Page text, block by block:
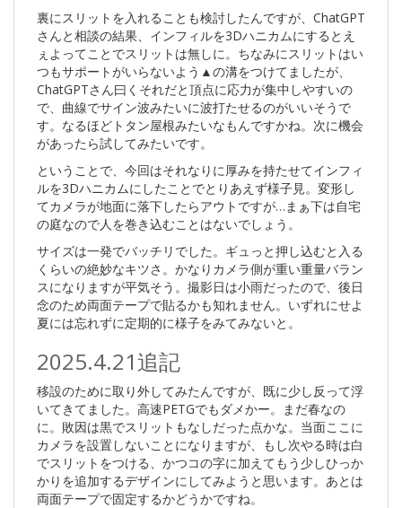
裏にスリットを入れることも検討したんですが、ChatGPT
さんと相談の結果、インフィルを3Dハニカムにするとえ
ぇよってことでスリットは無しに。ちなみにスリットはい
つもサポートがいらないよう▲の溝をつけてましたが、
ChatGPTさん曰くそれだと頂点に応力が集中しやすいの
で、曲線でサイン波みたいに波打たせるのがいいそうで
す。なるほどトタン屋根みたいなもんですかね。次に機会
があったら試してみたいです。
ということで、今回はそれなりに厚みを持たせてインフィ
ルを3Dハニカムにしたことでとりあえず様子見。変形し
てカメラが地面に落下したらアウトですが…まぁ下は自宅
の庭なので人を巻き込むことはないでしょう。
サイズは一発でバッチリでした。ギュっと押し込むと入る
くらいの絶妙なキツさ。かなりカメラ側が重い重量バラン
スになりますが平気そう。撮影日は小雨だったので、後日
念のため両面テープで貼るかも知れません。いずれにせよ
夏には忘れずに定期的に様子をみてみないと。
2025.4.21追記
移設のために取り外してみたんですが、既に少し反って浮
いてきてました。高速PETGでもダメかー。まだ春なの
に。敗因は黒でスリットもなしだった点かな。当面ここに
カメラを設置しないことになりますが、もし次やる時は白
でスリットをつける、かつコの字に加えてもう少しひっか
かりを追加するデザインにしてみようと思います。あとは
両面テープで固定するかどうかですね。